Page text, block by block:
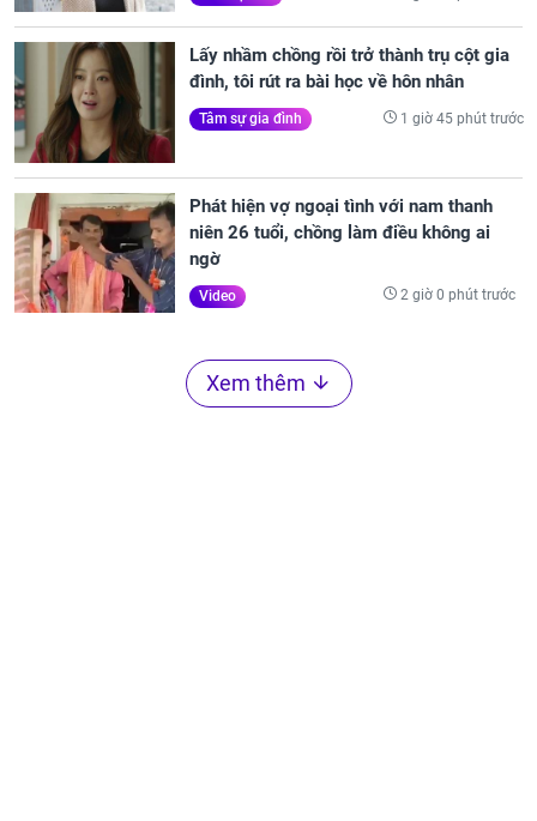
Lấy nhầm chồng rồi trở thành trụ cột gia
đình, tôi rút ra bài học về hôn nhân
Tâm sự gia đình 1 giờ 45 phút trước
Phát hiện vợ ngoại tình với nam thanh
niên 26 tuổi, chồng làm điều không ai
ngờ
Video 2 giờ 0 phút trước
Xem thêm